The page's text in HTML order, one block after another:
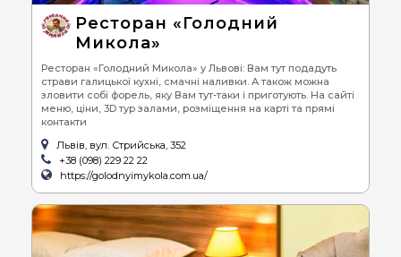
Ресторан «Голодний
Микола»
Ресторан «Голодний Микола» у Львові: Вам тут подадуть
страви галицької кухні, смачні наливки. А також можна
зловити собі форель, яку Вам тут-таки і приготують. На сайті
меню, ціни, 3D тур залами, розміщення на карті та прямі
контакти
Львів, вул. Стрийська, 352
+38 (098) 229 22 22
https://golodnyimykola.com.ua/